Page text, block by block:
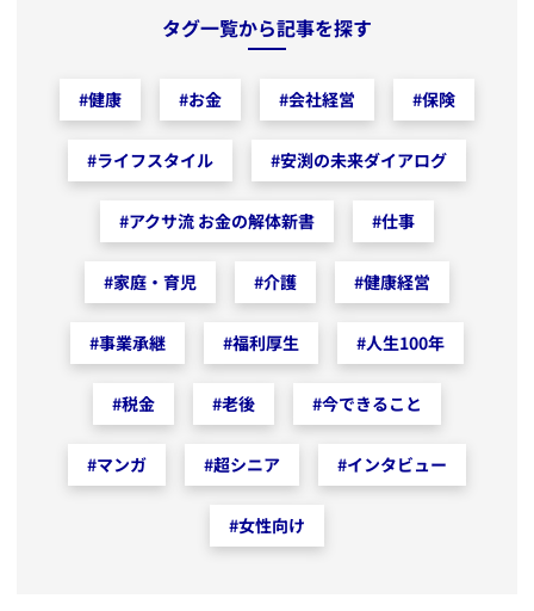
タグ一覧から記事を探す
#健康 #お金 #会社経営 #保険
#ライフスタイル #安渕の未来ダイアログ
#アクサ流 お金の解体新書 #仕事
#家庭・育児 #介護 #健康経営
#事業承継 #福利厚生 #人生100年
#税金 #老後 #今できること
#マンガ #超シニア #インタビュー
#女性向け